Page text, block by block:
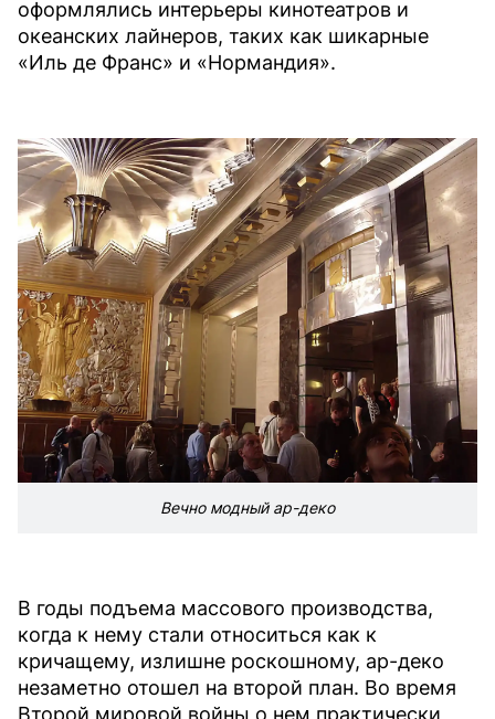
оформлялись интерьеры кинотеатров и
океанских лайнеров, таких как шикарные
«Иль де Франс» и «Нормандия».
Вечно модный ар-деко
В годы подъема массового производства,
когда к нему стали относиться как к
кричащему, излишне роскошному, ар-деко
незаметно отошел на второй план. Во время
Второй мировой войны о нем практически